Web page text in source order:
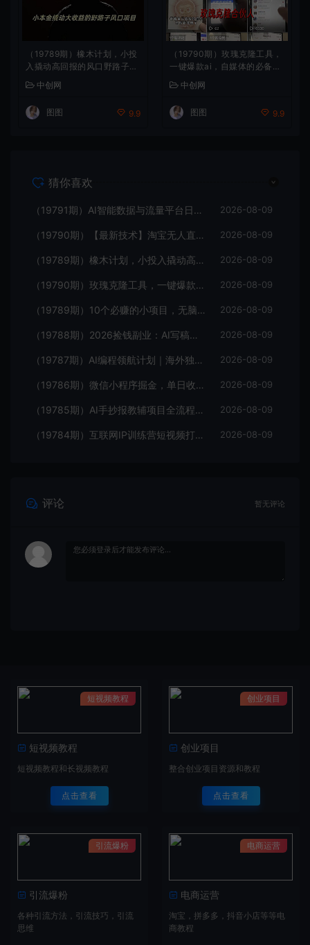
（19789期）橡木计划，小投
入撬动高回报的风口野路子项
中创网
图图 9.9
（19790期）玫瑰克隆工具，
一键爆款ai，自媒体的必备神
中创网
图图 9.9
猜你喜欢
（19791期）AI智能数据与流量平台日收300+｜自动化流量变现新项目 2026-08-09
（19790期）【最新技术】淘宝无人直播，一天搞1000+，独家技术，无违规封号，可矩阵开播，长期稳定 2026-08-09
（19789期）橡木计划，小投入撬动高回报的风口野路子项目，一天投入2小时左右 2026-08-09
（19790期）玫瑰克隆工具，一键爆款ai，自媒体的必备神器，50多个功能，详细教程 2026-08-09
（19789期）10个必赚的小项目，无脑简单，百分百有利润，副业的首选，日入300+ 2026-08-09
（19788期）2026捡钱副业：AI写稿一单5张，免费派单群，0门槛直接干 2026-08-09
（19787期）AI编程领航计划｜海外独立站实战｜多Agent一键建站｜站点开发测试｜冷启动引流｜数据复盘｜出海变现完整教程 2026-08-09
（19786期）微信小程序掘金，单日收益稳定300+，四种收入来源，真正的靠谱可落地项目 2026-08-09
（19785期）AI手抄报教辅项目全流程：对标拆解×封面制作×AI原创内容×多平台发布×私域引流×网盘变现 2026-08-09
（19784期）互联网IP训练营短视频打造课；先忘掉错误认知，解析百亿曝光真相，重新树立内容创作方向感与收入模型认知 2026-08-09
评论 暂无评论
短视频教程
短视频教程
短视频教程和长视频教程
点击查看
创业项目
创业项目
整合创业项目资源和教程
点击查看
引流爆粉
引流爆粉
各种引流方法，引流技巧，引流
思维
电商运营
电商运营
淘宝，拼多多，抖音小店等等电
商教程